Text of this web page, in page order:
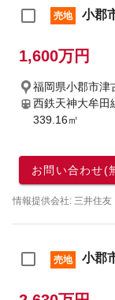
売地 小郡
1,600万円
福岡県小郡市津
西鉄天神大牟田
339.16㎡
お問い合わせ(
情報提供会社: 三井住
売地 小郡